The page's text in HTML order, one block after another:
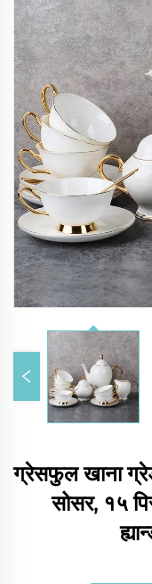
ग्रेसफुल खाना
सोसर, १५